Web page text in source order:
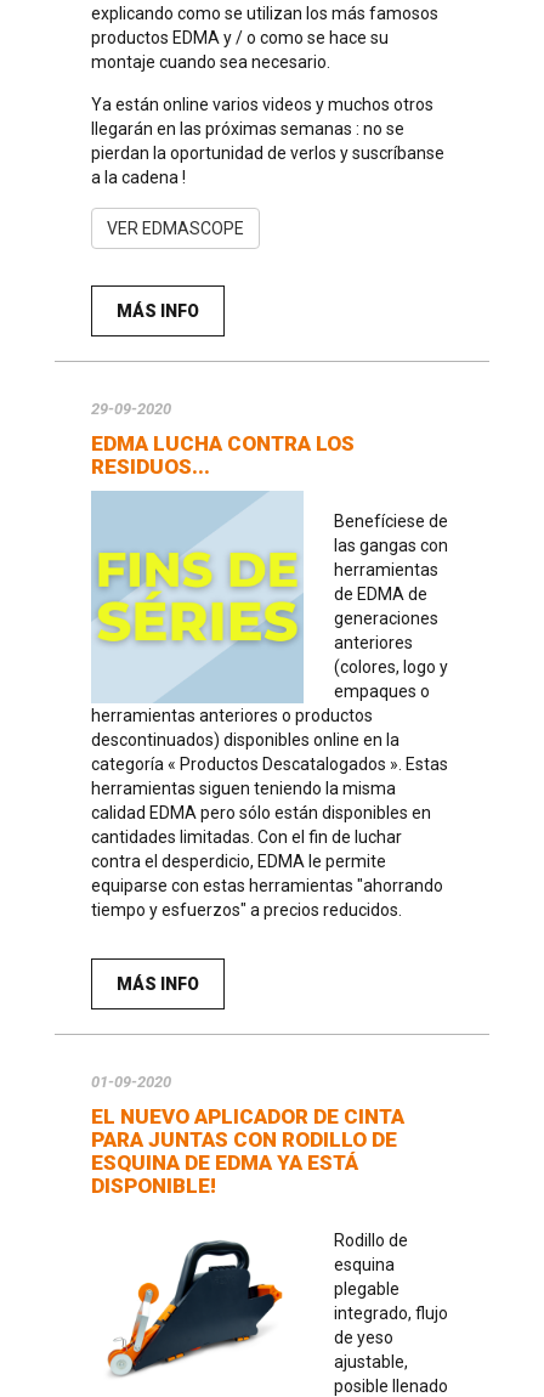
explicando como se utilizan los más famosos
productos EDMA y / o como se hace su
montaje cuando sea necesario.
Ya están online varios videos y muchos otros
llegarán en las próximas semanas : no se
pierdan la oportunidad de verlos y suscríbanse
a la cadena !
VER EDMASCOPE
MÁS INFO
29-09-2020
EDMA LUCHA CONTRA LOS
RESIDUOS...
Benefíciese de
las gangas con
herramientas
de EDMA de
generaciones
anteriores
(colores, logo y
empaques o
herramientas anteriores o productos
descontinuados) disponibles online en la
categoría « Productos Descatalogados ». Estas
herramientas siguen teniendo la misma
calidad EDMA pero sólo están disponibles en
cantidades limitadas. Con el fin de luchar
contra el desperdicio, EDMA le permite
equiparse con estas herramientas "ahorrando
tiempo y esfuerzos" a precios reducidos.
MÁS INFO
01-09-2020
EL NUEVO APLICADOR DE CINTA
PARA JUNTAS CON RODILLO DE
ESQUINA DE EDMA YA ESTÁ
DISPONIBLE!
Rodillo de
esquina
plegable
integrado, flujo
de yeso
ajustable,
posible llenado